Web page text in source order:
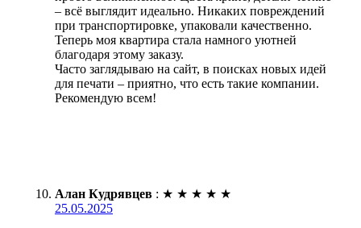
– всё выглядит идеально. Никаких повреждений
при транспортировке, упаковали качественно.
Теперь моя квартира стала намного уютней
благодаря этому заказу.
Часто заглядываю на сайт, в поисках новых идей
для печати – приятно, что есть такие компании.
Рекомендую всем!
Алан Кудрявцев : ★ ★ ★ ★ ★
25.05.2025